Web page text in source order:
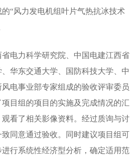
“风力发电机组叶片气热抗冰技术
电力科学研究院、中国电建江西省
华东交通大学、国防科技大学、中
电事业部专家组成的验收评审委员
目组的项目的实施及完成情况的汇
看了相关影像资料。经过质询与讨
同意通过验收。同时建议项目组可
行系统性经济型分析，确定适用范